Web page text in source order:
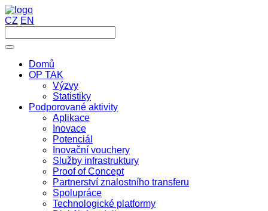
CZ EN
Domů
OP TAK
Výzvy
Statistiky
Podporované aktivity
Aplikace
Inovace
Potenciál
Inovační vouchery
Služby infrastruktury
Proof of Concept
Partnerství znalostního transferu
Spolupráce
Technologické platformy